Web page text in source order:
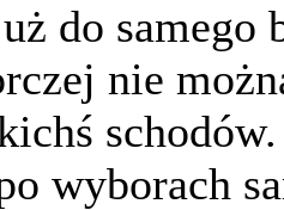
do
nie
wyborach